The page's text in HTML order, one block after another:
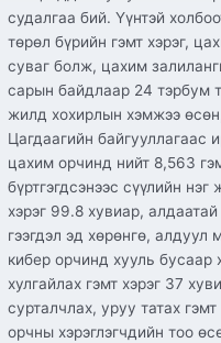
судалгаа бий. Үүнтэй
төрөл бүрийн гэмт хэрэг,
суваг болж, цахим
сарын байдлаар 24 тэрбум
жилд хохирлын хэмжээ
Цагдаагийн байгууллагаас
цахим орчинд нийт 8,563
бүртгэгдсэнээс сүүлийн
хэрэг 99.8 хувиар,
гээгдэл эд хөрөнгө, алдуул
кибер орчинд хууль бусаар
хулгайлах гэмт хэрэг 37
сурталчлах, уруу татах
орчны хэрэглэгчдийн тоо